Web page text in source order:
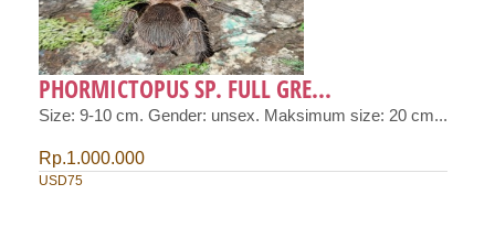
PHORMICTOPUS SP. FULL GRE...
Size: 9-10 cm. Gender: unsex. Maksimum size: 20 cm...
Rp.1.000.000
USD75